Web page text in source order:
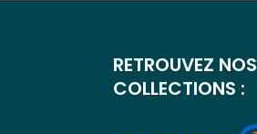
RETROUVEZ NOS
COLLECTIONS :